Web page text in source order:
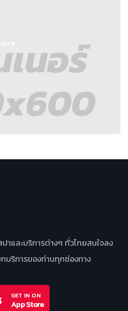
าและบริการต่างๆ ทั่วไทยสนใจลง
บริการของท่านทุกช่องทาง
GET IN ON
App Store